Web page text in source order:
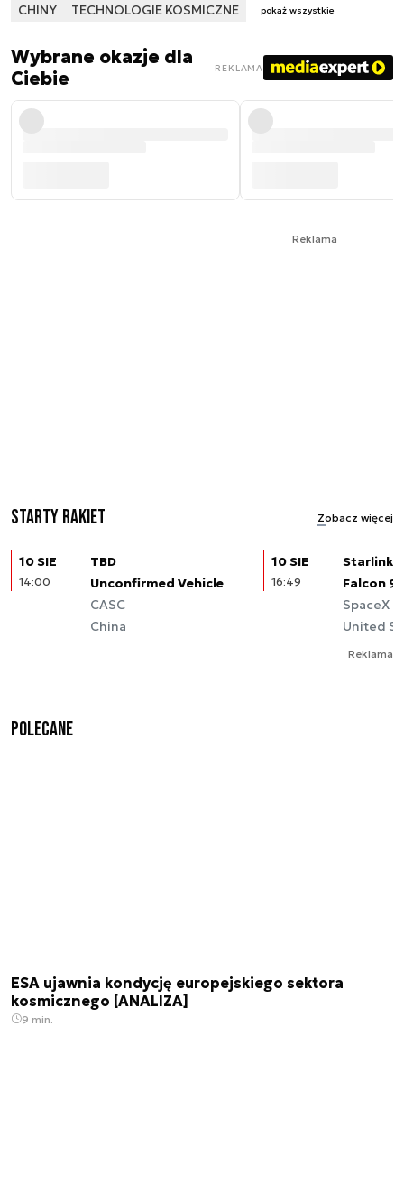
CHINY
TECHNOLOGIE KOSMICZNE pokaż wszystkie
Wybrane okazje dla
Ciebie
REKLAMA
Reklama
Starty rakiet Zobacz więcej
10 SIE
14:00
TBD
Unconfirmed Vehicle
CASC
China
10 SIE
16:49
Starlink
Falcon 9
SpaceX
United
Reklama
Polecane
ESA ujawnia kondycję europejskiego sektora
kosmicznego [ANALIZA]
9 min.